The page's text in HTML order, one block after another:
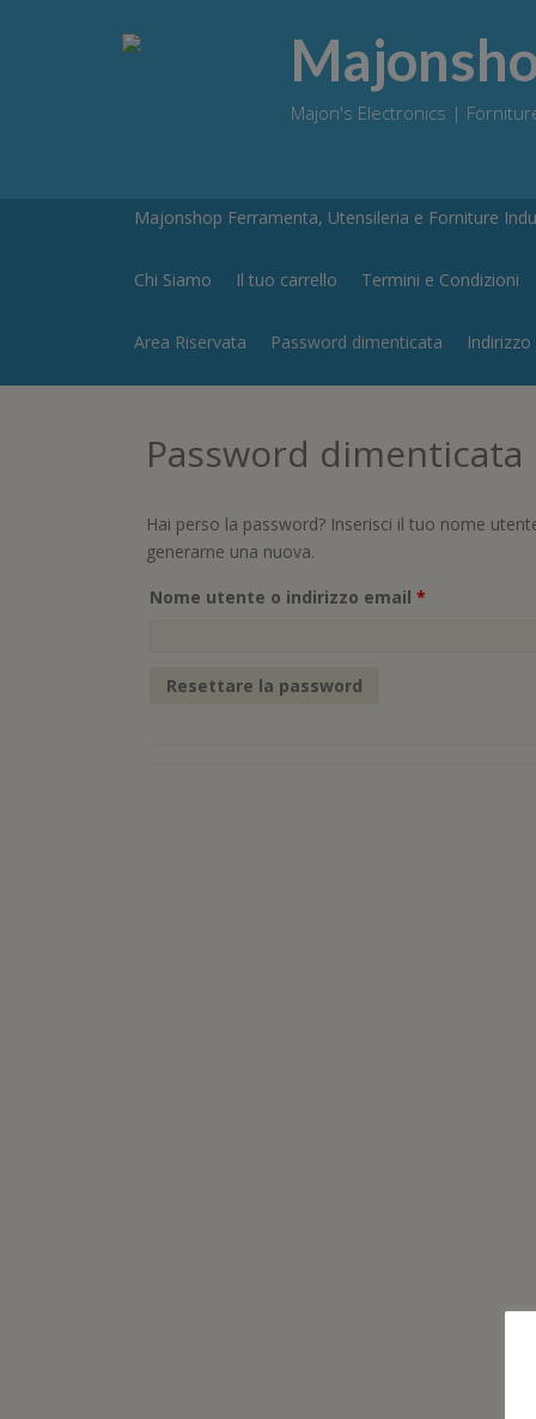
Majon's Electronics |
Majonshop Ferramenta, Utensileria e Forniture
Chi Siamo Il tuo carrello Termini e Condizioni
Area Riservata Password dimenticata Indirizzo
Password dimenticata
Hai perso la password? Inserisci il tuo nome
generarne una nuova.
Nome utente o indirizzo email *
Resettare la password